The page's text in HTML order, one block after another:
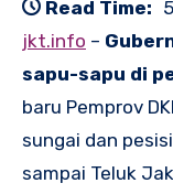
Read Time:
jkt.info –
sapu-sapu di
baru Pemprov
sungai dan
sampai Teluk